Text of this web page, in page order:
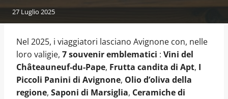
27 Luglio 2025
Nel 2025, i viaggiatori lasciano Avignone con, nelle
loro valigie, 7 souvenir emblematici : Vini del
Châteauneuf-du-Pape, Frutta candita di Apt, I
Piccoli Panini di Avignone, Olio d’oliva della
regione, Saponi di Marsiglia, Ceramiche di